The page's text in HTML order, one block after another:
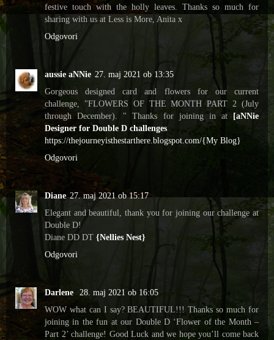
festive touch with the holly leaves. Thanks so much for
sharing with us at Less is More, Anita x
Odgovori
aussie aNNie 27. maj 2021 ob 13:35
Gorgeous designed card and flowers for our current
challenge, "FLOWERS OF THE MONTH PART 2 (July
through December). " Thanks for joining in at [aNNie
Designer for Double D challenges
https://thejourneyisthestarthere.blogspot.com/{My Blog}
Odgovori
Diane 27. maj 2021 ob 15:17
Elegant and beautiful, thank you for joining our challenge at
Double D!
Diane DD DT {Nellies Nest}
Odgovori
Darlene
28. maj 2021 ob 16:05
WOW what can I say? BEAUTIFUL!!! Thanks so much for
joining in the fun at our Double D ‘Flower of the Month –
Part 2’ challenge! Good Luck and we hope you’ll come back